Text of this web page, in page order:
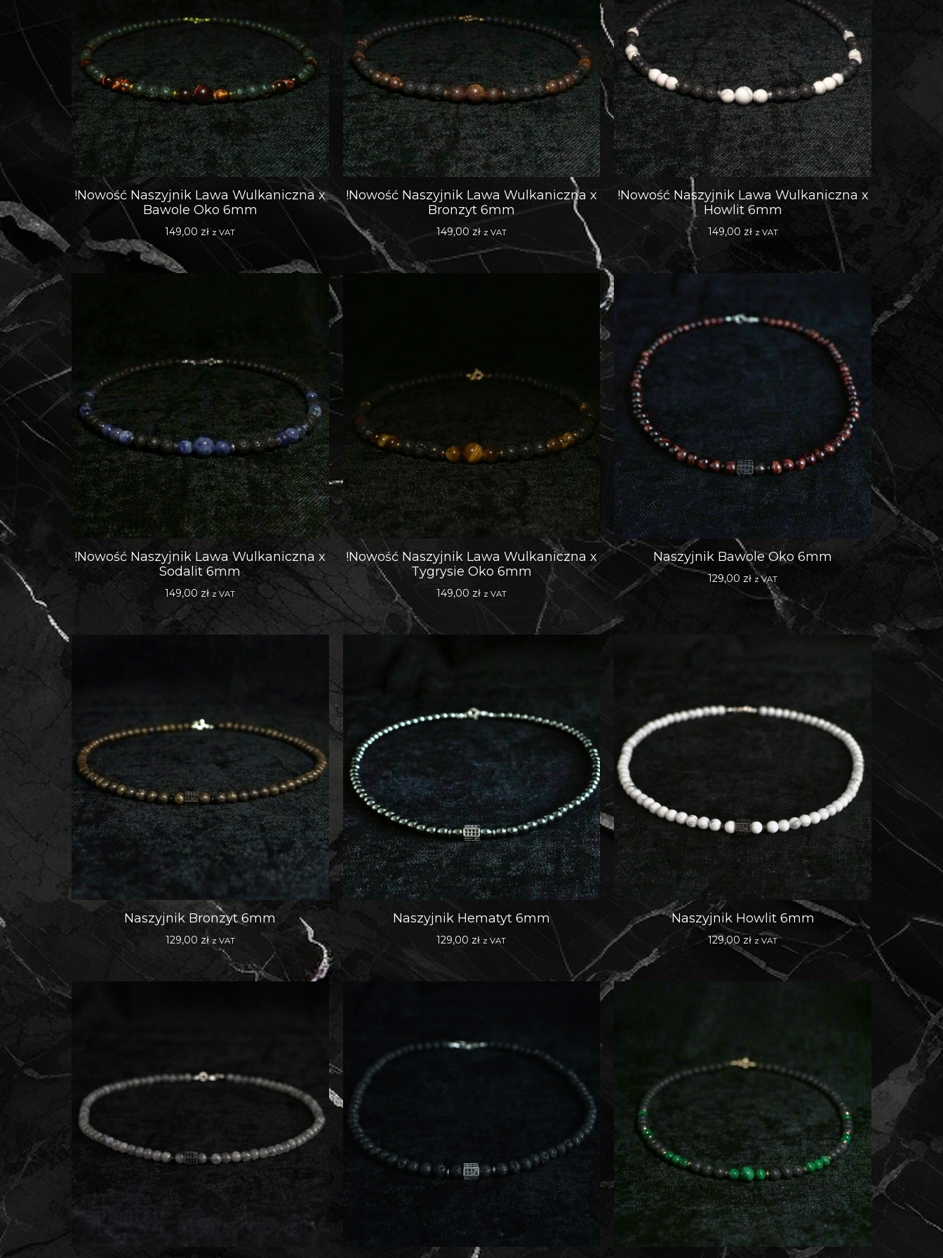
!Nowość Naszyjnik Lawa Wulkaniczna x
Bawole Oko 6mm
149,00 zł z VAT
!Nowość Naszyjnik Lawa Wulkaniczna x
Bronzyt 6mm
149,00 zł z VAT
!Nowość Naszyjnik Lawa Wulkaniczna x
Howlit 6mm
149,00 zł z VAT
!Nowość Naszyjnik Lawa Wulkaniczna x
Sodalit 6mm
149,00 zł z VAT
!Nowość Naszyjnik Lawa Wulkaniczna x
Tygrysie Oko 6mm
149,00 zł z VAT
Naszyjnik Bawole Oko 6mm
129,00 zł z VAT
Naszyjnik Bronzyt 6mm
129,00 zł z VAT
Naszyjnik Hematyt 6mm
129,00 zł z VAT
Naszyjnik Howlit 6mm
129,00 zł z VAT